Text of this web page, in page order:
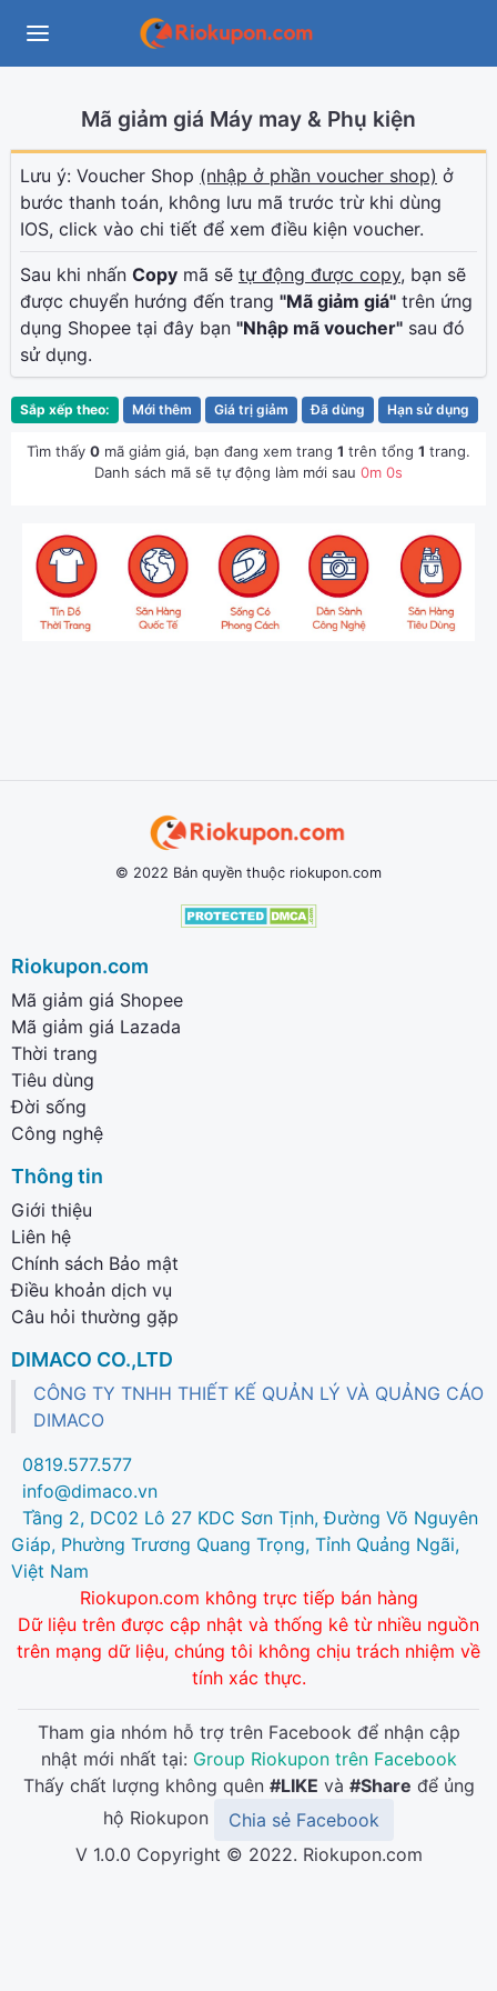
Mã giảm giá Máy may & Phụ kiện
Lưu ý: Voucher Shop (nhập ở phần voucher shop) ở
bước thanh toán, không lưu mã trước trừ khi dùng
IOS, click vào chi tiết để xem điều kiện voucher.
Sau khi nhấn Copy mã sẽ tự động được copy, bạn sẽ
được chuyển hướng đến trang "Mã giảm giá" trên ứng
dụng Shopee tại đây bạn "Nhập mã voucher" sau đó
sử dụng.
Sắp xếp theo: Mới thêm Giá trị giảm Đã dùng Hạn sử dụng
Tìm thấy 0 mã giảm giá, bạn đang xem trang 1 trên tổng 1 trang.
Danh sách mã sẽ tự động làm mới sau 0m 0s
© 2022 Bản quyền thuộc riokupon.com
Riokupon.com
Mã giảm giá Shopee
Mã giảm giá Lazada
Thời trang
Tiêu dùng
Đời sống
Công nghệ
Thông tin
Giới thiệu
Liên hệ
Chính sách Bảo mật
Điều khoản dịch vụ
Câu hỏi thường gặp
DIMACO CO.,LTD
CÔNG TY TNHH THIẾT KẾ QUẢN LÝ VÀ QUẢNG CÁO
DIMACO
0819.577.577
info@dimaco.vn
Tầng 2, DC02 Lô 27 KDC Sơn Tịnh, Đường Võ Nguyên
Giáp, Phường Trương Quang Trọng, Tỉnh Quảng Ngãi,
Việt Nam
Riokupon.com không trực tiếp bán hàng
Dữ liệu trên được cập nhật và thống kê từ nhiều nguồn
trên mạng dữ liệu, chúng tôi không chịu trách nhiệm về
tính xác thực.
Tham gia nhóm hỗ trợ trên Facebook để nhận cập
nhật mới nhất tại: Group Riokupon trên Facebook
Thấy chất lượng không quên #LIKE và #Share để ủng
hộ Riokupon
Chia sẻ Facebook
V 1.0.0 Copyright © 2022. Riokupon.com